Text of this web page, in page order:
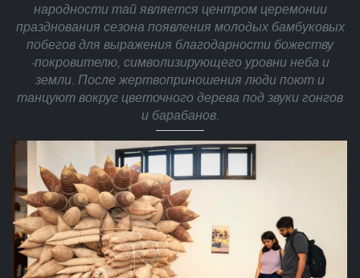
народности тай является центром церемонии
празднования сезона появления молодых бамбуковых
побегов для выражения благодарности божеству
-покровителю, символизирующего уровни неба и
земли. После жертвоприношения люди поют и
танцуют вокруг цветочного дерева под звуки гонгов
и барабанов.